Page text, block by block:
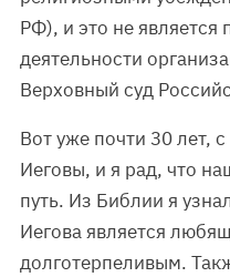
РФ), и это не
деятельности
Верховный суд
Вот уже почти 30 лет,
Иеговы, и я рад, что
путь. Из Библии я
Иегова является
долготерпеливым.